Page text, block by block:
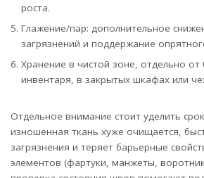
роста.
Глажение/пар: дополнительное
загрязнений и поддержание
Хранение в чистой зоне, отдельно
инвентаря, в закрытых шкафах или
Отдельное внимание стоит уделить
изношенная ткань хуже очищается,
загрязнения и теряет барьерные
элементов (фартуки, манжеты,